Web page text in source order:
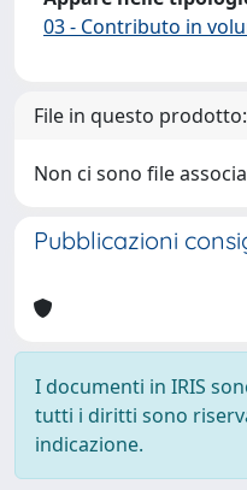
03 - Contributo in
File in questo prodotto:
Non ci sono file
Pubblicazioni
I documenti in IRIS
tutti i diritti sono
indicazione.